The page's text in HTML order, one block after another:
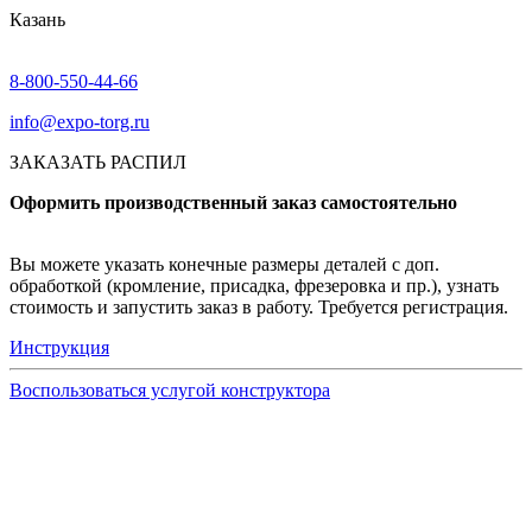
Казань
8-800-550-44-66
info@expo-torg.ru
ЗАКАЗАТЬ РАСПИЛ
Оформить производственный заказ самостоятельно
Вы можете указать конечные размеры деталей с доп.
обработкой (кромление, присадка, фрезеровка и пр.), узнать
стоимость и запустить заказ в работу. Требуется регистрация.
Инструкция
Воспользоваться услугой конструктора